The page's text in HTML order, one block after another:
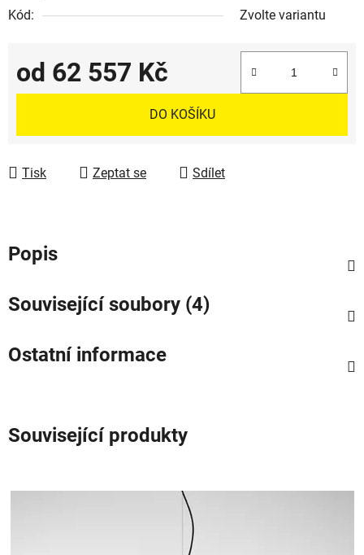
Kód:
Zvolte variantu
od 62 557 Kč
Měrná cena:
DO KOŠÍKU
Tisk Zeptat se Sdílet
Popis
Související soubory (4)
Ostatní informace
Související produkty